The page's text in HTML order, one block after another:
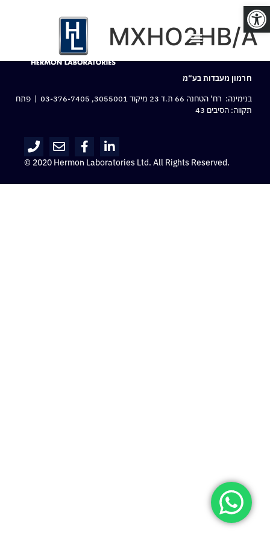
פתח סרגל נגישות
MXHO2HB/A
חרמון מעבדות בע“מ
בנימינה: רח‘ הטחנה 66 ת.ד 23 מיקוד 3055001,
03-376-7405 | פתח
תקווה: הסיבים 43
© 2020 Hermon Laboratories Ltd. All Rights Reserved.